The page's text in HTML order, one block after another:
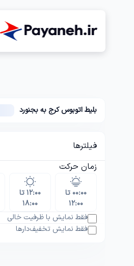
بلیط اتوبوس کرج به بجنورد
فیلترها
زمان حرکت
۰۰:۰۰ تا
۱۲:۰۰
۱۲:۰۰ تا
۱۸:۰۰
فقط نمایش با ظرفیت خالی
فقط نمایش تخفیف‌دارها